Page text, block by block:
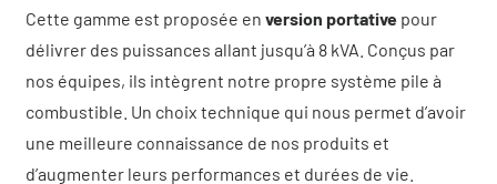
Cette gamme est proposée enversion portative pour
délivrer des puissances allant jusqu’à 8 kVA. Conçus par
nos équipes, ils intègrent notre propre système pile à
combustible. Un choix technique qui nous permet d’avoir
une meilleure connaissance de nos produits et
d’augmenter leurs performances et durées de vie.